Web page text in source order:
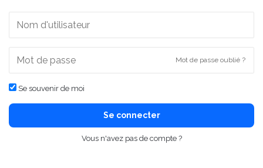
Mot de passe oublié ?
Se souvenir de moi
Se connecter
Vous n'avez pas de compte ?